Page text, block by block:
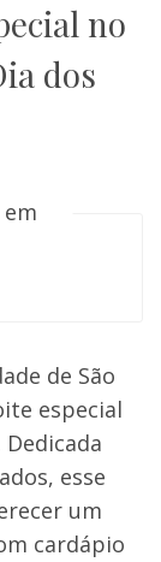
no
dos
de São
especial
Dedicada
esse
um
cardápio